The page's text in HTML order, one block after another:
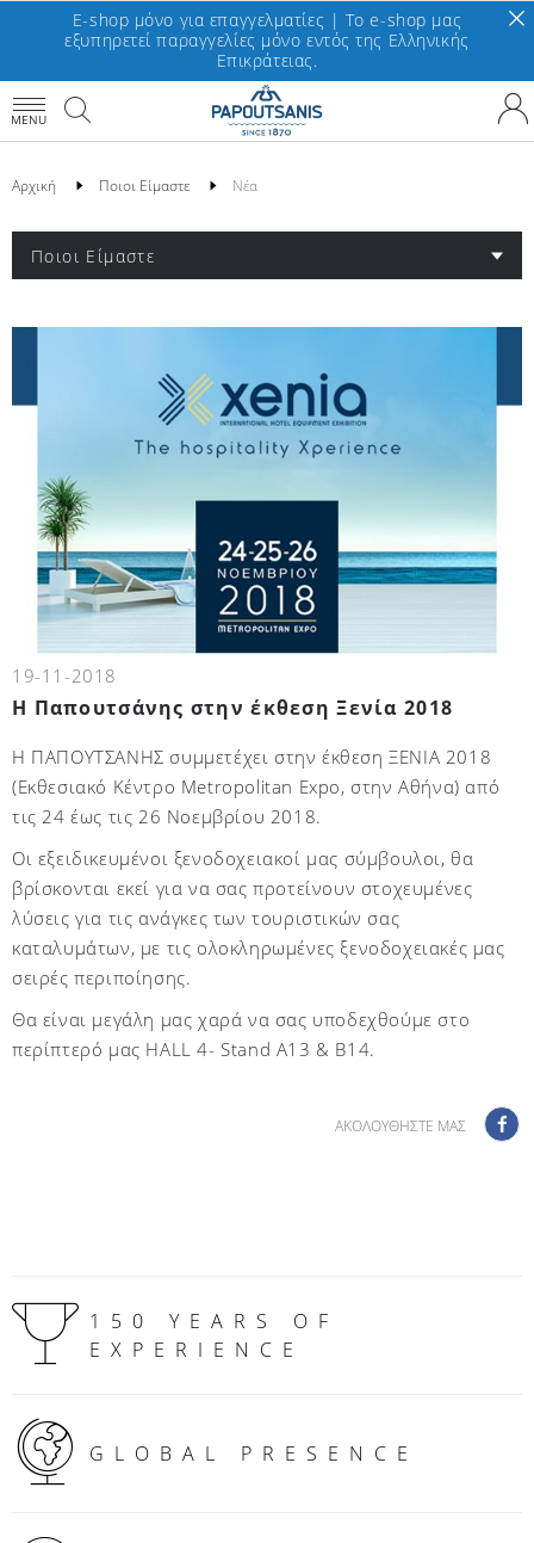
E-shop μόνο για επαγγελματίες | To e-shop μας
εξυπηρετεί παραγγελίες μόνο εντός της Ελληνικής
Επικράτειας.
MENU
Αρχική Ποιοι Είμαστε Νέα
Ποιοι Είμαστε
19-11-2018
Η Παπουτσάνης στην έκθεση Ξενία 2018
Η ΠΑΠΟΥΤΣΑΝΗΣ συμμετέχει στην έκθεση ΞΕΝΙΑ 2018
(Εκθεσιακό Κέντρο Metropolitan Expo, στην Αθήνα) από
τις 24 έως τις 26 Νοεμβρίου 2018.
Οι εξειδικευμένοι ξενοδοχειακοί μας σύμβουλοι, θα
βρίσκονται εκεί για να σας προτείνουν στοχευμένες
λύσεις για τις ανάγκες των τουριστικών σας
καταλυμάτων, με τις ολοκληρωμένες ξενοδοχειακές μας
σειρές περιποίησης.
Θα είναι μεγάλη μας χαρά να σας υποδεχθούμε στο
περίπτερό μας HALL 4- Stand A13 & B14.
ΑΚΟΛΟΥΘΗΣΤΕ ΜΑΣ
150 YEARS OF
EXPERIENCE
GLOBAL PRESENCE